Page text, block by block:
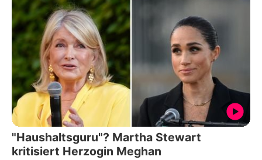
"Haushaltsguru"? Martha Stewart
kritisiert Herzogin Meghan